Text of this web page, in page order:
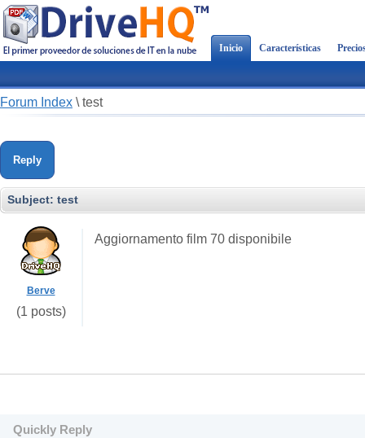
Inicio Características
Forum Index \ test
Reply
Subject: test
Berve
(1 posts)
Aggiornamento film 70 disponibile
Quickly Reply